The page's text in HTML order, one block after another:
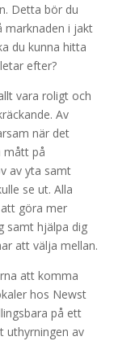
Detta bör du
marknaden i jakt
du kunna hitta
efter?
vara roligt och
Av
när det
mått på
av yta samt
se ut. Alla
göra mer
samt hjälpa dig
att välja mellan.
att komma
hos Newst
på ett
uthyrningen av